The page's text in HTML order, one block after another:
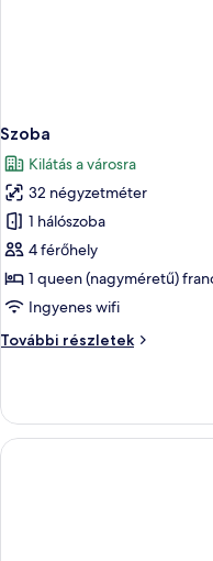
Szoba
Kilátás a városra
32 négyzetméter
1 hálószoba
4 férőhely
1 queen (nagyméretű)
Ingyenes wifi
További részletek
Szoba